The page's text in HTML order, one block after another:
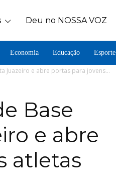
Deu no NOSSA VOZ
Economia Educação Esporte
Juazeiro e abre portas para jovens...
Base
e abre
atletas